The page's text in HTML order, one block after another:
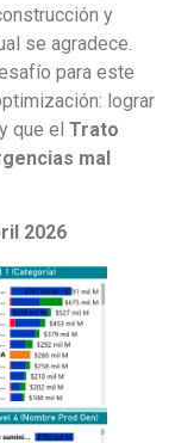
y
se agradece.
para este
lograr
que el Trato
mal
2026